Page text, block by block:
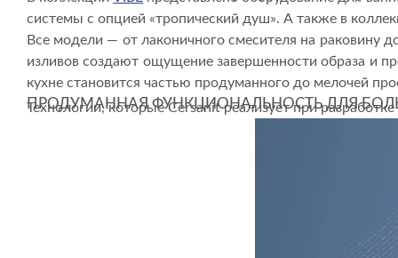
системы с опцией «тропический душ». А также в
Все модели — от лаконичного смесителя на раковину
изливов создают ощущение завершенности образа и
кухне становится частью продуманного до мелочей
ПРОДУМАННАЯ ФУНКЦИОНАЛЬНОСТЬ ДЛЯ
Технологии, которые Cersanit реализует при